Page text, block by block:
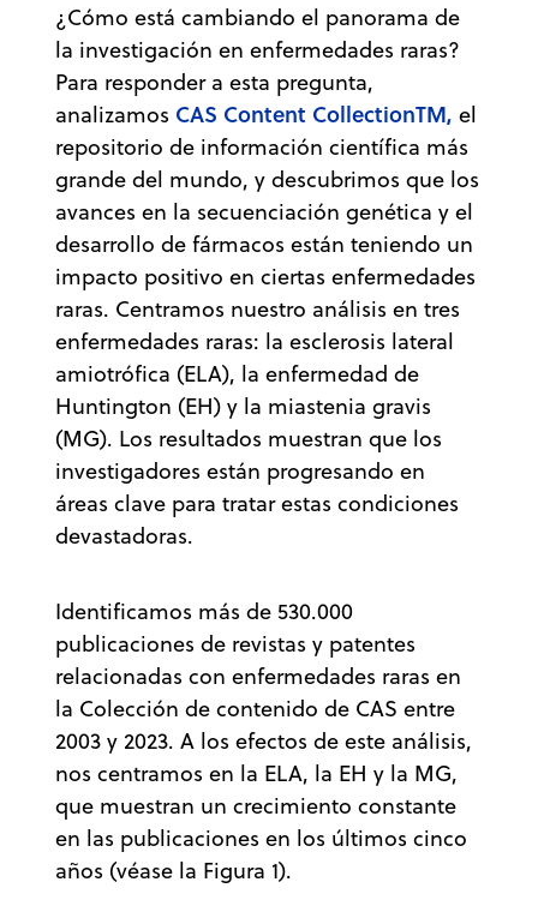
¿Cómo está cambiando el panorama de
la investigación en enfermedades raras?
Para responder a esta pregunta,
analizamos CAS Content CollectionTM, el
repositorio de información científica más
grande del mundo, y descubrimos que los
avances en la secuenciación genética y el
desarrollo de fármacos están teniendo un
impacto positivo en ciertas enfermedades
raras. Centramos nuestro análisis en tres
enfermedades raras: la esclerosis lateral
amiotrófica (ELA), la enfermedad de
Huntington (EH) y la miastenia gravis
(MG). Los resultados muestran que los
investigadores están progresando en
áreas clave para tratar estas condiciones
devastadoras.
Identificamos más de 530.000
publicaciones de revistas y patentes
relacionadas con enfermedades raras en
la Colección de contenido de CAS entre
2003 y 2023. A los efectos de este análisis,
nos centramos en la ELA, la EH y la MG,
que muestran un crecimiento constante
en las publicaciones en los últimos cinco
años (véase la Figura 1).